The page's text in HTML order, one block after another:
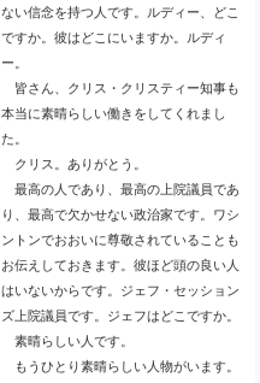
ない信念を持つ人です。ルディー、どこ
ですか。彼はどこにいますか。ルディ
ー。
皆さん、クリス・クリスティー知事も
本当に素晴らしい働きをしてくれまし
た。
クリス。ありがとう。
最高の人であり、最高の上院議員であ
り、最高で欠かせない政治家です。ワシ
ントンでおおいに尊敬されていることも
お伝えしておきます。彼ほど頭の良い人
はいないからです。ジェフ・セッション
ズ上院議員です。ジェフはどこですか。
素晴らしい人です。
もうひとり素晴らしい人物がいます。